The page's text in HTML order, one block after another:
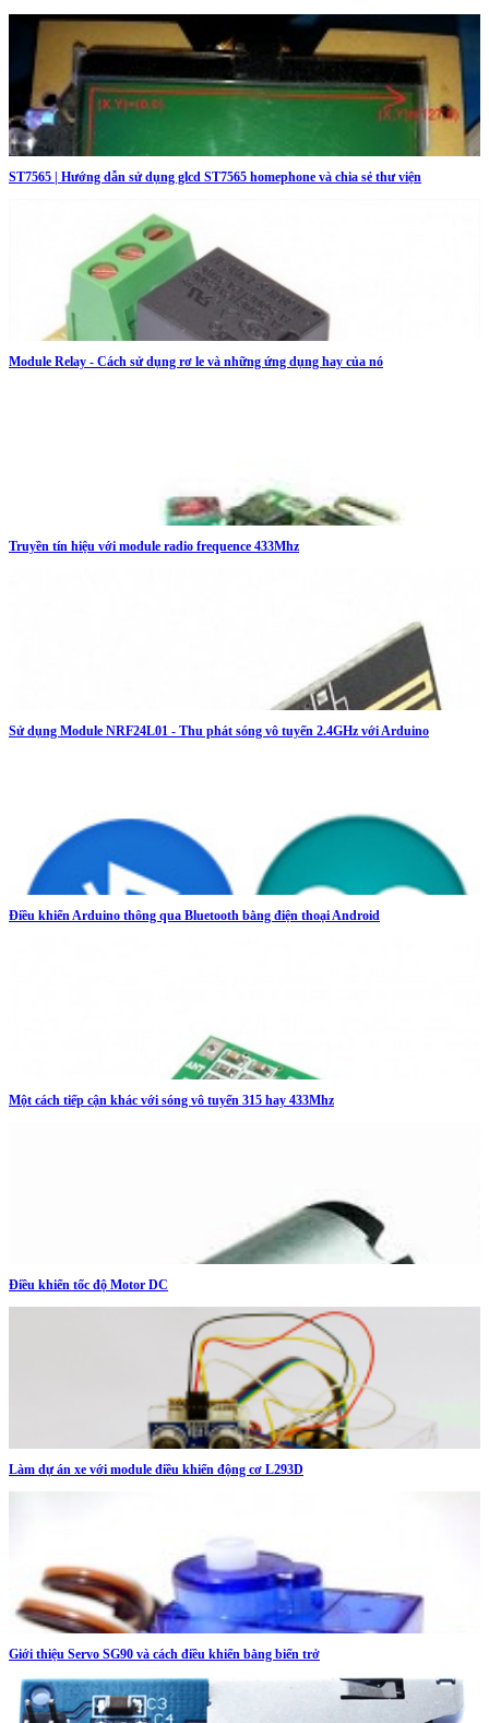
ST7565 | Hướng dẫn sử dụng glcd ST7565 homephone và chia sẻ thư viện
Module Relay - Cách sử dụng rơ le và những ứng dụng hay của nó
Truyền tín hiệu với module radio frequence 433Mhz
Sử dụng Module NRF24L01 - Thu phát sóng vô tuyến 2.4GHz với Arduino
Điều khiển Arduino thông qua Bluetooth bằng điện thoại Android
Một cách tiếp cận khác với sóng vô tuyến 315 hay 433Mhz
Điều khiển tốc độ Motor DC
Làm dự án xe với module điều khiển động cơ L293D
Giới thiệu Servo SG90 và cách điều khiển bằng biến trở